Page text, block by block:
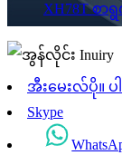
XH78T စာ
အီးမေးလ်ပို။ ပါ
Skype